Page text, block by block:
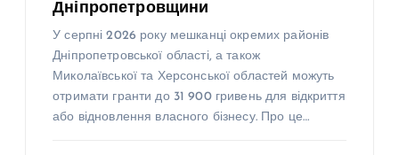
Дніпропетровщини
У серпні 2026 року мешканці окремих районів
Дніпропетровської області, а також
Миколаївської та Херсонської областей можуть
отримати гранти до 31 900 гривень для відкриття
або відновлення власного бізнесу. Про це…